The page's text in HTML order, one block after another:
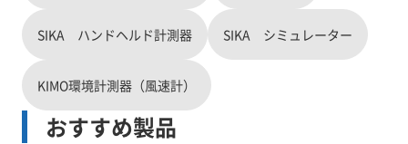
SIKA ハンドヘルド計測器 SIKA シミュレーター
KIMO環境計測器（風速計）
おすすめ製品